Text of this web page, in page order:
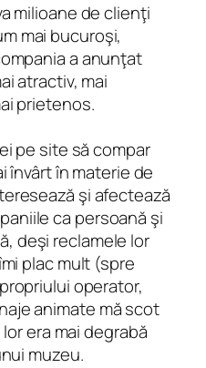
milioane de clienţi
mai bucuroşi,
a anunţat
atractiv, mai
prietenos.
pe site să compar
învârt în materie de
şi afectează
ca persoană şi
deşi reclamele lor
plac mult (spre
operator,
animate mă scot
era mai degrabă
muzeu.